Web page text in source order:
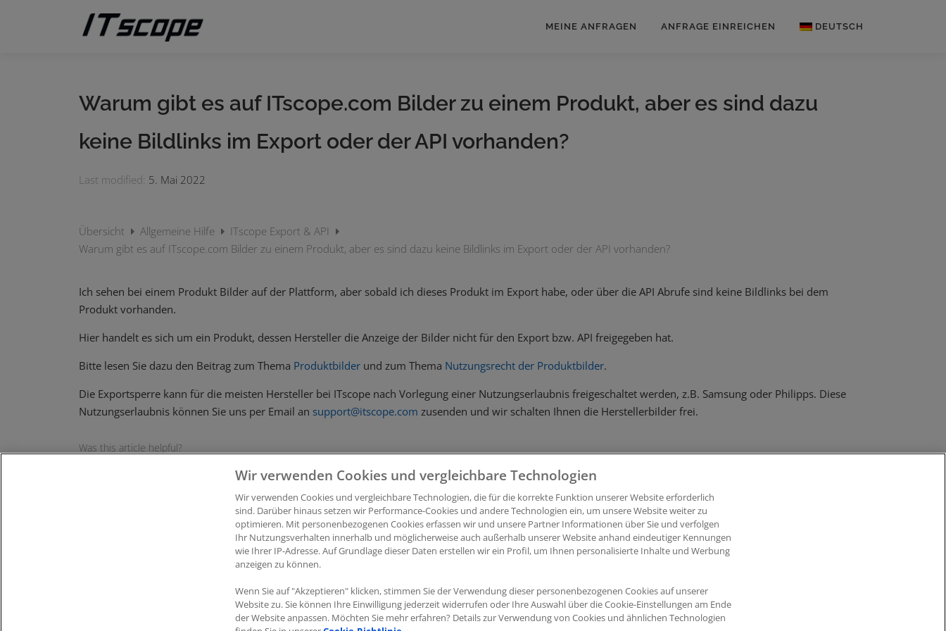
MEINE ANFRAGEN ANFRAGE EINREICHEN DEUTSCH
Warum gibt es auf ITscope.com Bilder zu einem Produkt, aber es sind dazu
keine Bildlinks im Export oder der API vorhanden?
Last modified: 5. Mai 2022
Übersicht Allgemeine Hilfe
ITscope Export & API
Warum gibt es auf ITscope.com Bilder zu einem Produkt, aber es sind dazu keine Bildlinks im Export oder der API vorhanden?
Ich sehen bei einem Produkt Bilder auf der Plattform, aber sobald ich dieses Produkt im Export habe, oder über die API Abrufe sind keine Bildlinks bei dem
Produkt vorhanden.
Hier handelt es sich um ein Produkt, dessen Hersteller die Anzeige der Bilder nicht für den Export bzw. API freigegeben hat.
Bitte lesen Sie dazu den Beitrag zum Thema Produktbilder und zum Thema Nutzungsrecht der Produktbilder.
Die Exportsperre kann für die meisten Hersteller bei ITscope nach Vorlegung einer Nutzungserlaubnis freigeschaltet werden, z.B. Samsung oder Philipps. Diese
Nutzungserlaubnis können Sie uns per Email an support@itscope.com zusenden und wir schalten Ihnen die Herstellerbilder frei.
Was this article helpful?
AGB Cookies|Cookie-Einstellungen ITscope Webseite | ITscope Blog
Wir verwenden Cookies und vergleichbare Technologien
Wir verwenden Cookies und vergleichbare Technologien, die für die korrekte Funktion unserer Website erforderlich
sind. Darüber hinaus setzen wir Performance-Cookies und andere Technologien ein, um unsere Website weiter zu
optimieren. Mit personenbezogenen Cookies erfassen wir und unsere Partner Informationen über Sie und verfolgen
Ihr Nutzungsverhalten innerhalb und möglicherweise auch außerhalb unserer Website anhand eindeutiger Kennungen
wie Ihrer IP-Adresse. Auf Grundlage dieser Daten erstellen wir ein Profil, um Ihnen personalisierte Inhalte und Werbung
anzeigen zu können.
Wenn Sie auf "Akzeptieren" klicken, stimmen Sie der Verwendung dieser personenbezogenen Cookies auf unserer
Website zu. Sie können Ihre Einwilligung jederzeit widerrufen oder Ihre Auswahl über die Cookie-Einstellungen am Ende
der Website anpassen. Möchten Sie mehr erfahren? Details zur Verwendung von Cookies und ähnlichen Technologien